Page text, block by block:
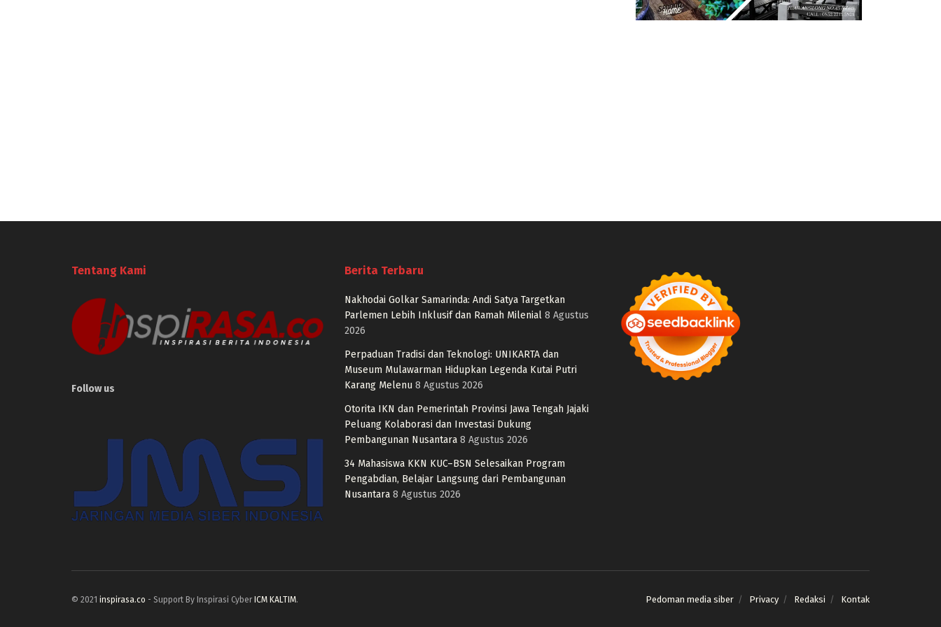
Tentang Kami
Follow us
Berita Terbaru
Nakhodai Golkar Samarinda: Andi Satya Targetkan
Parlemen Lebih Inklusif dan Ramah Milenial 8 Agustus
2026
Perpaduan Tradisi dan Teknologi: UNIKARTA dan
Museum Mulawarman Hidupkan Legenda Kutai Putri
Karang Melenu 8 Agustus 2026
Otorita IKN dan Pemerintah Provinsi Jawa Tengah Jajaki
Peluang Kolaborasi dan Investasi Dukung
Pembangunan Nusantara 8 Agustus 2026
34 Mahasiswa KKN KUC–BSN Selesaikan Program
Pengabdian, Belajar Langsung dari Pembangunan
Nusantara 8 Agustus 2026
Pedoman media siber Privacy Redaksi Kontak
© 2021 inspirasa.co - Support By Inspirasi Cyber ICM KALTIM.